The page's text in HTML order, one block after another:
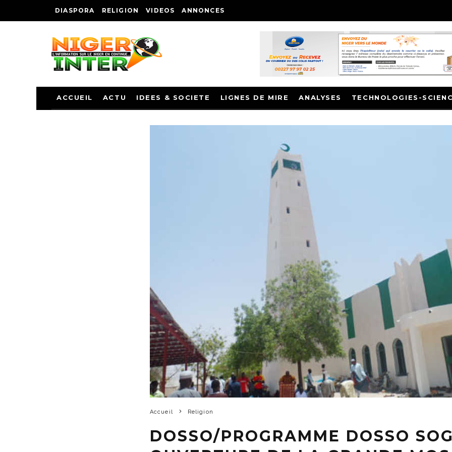
DIASPORA RELIGION VIDEOS ANNONCES
ACCUEIL ACTU IDEES & SOCIETE LIGNES DE MIRE ANALYSES TECHNOLOGIES-
Accueil Religion
DOSSO/PROGRAMME DOSSO